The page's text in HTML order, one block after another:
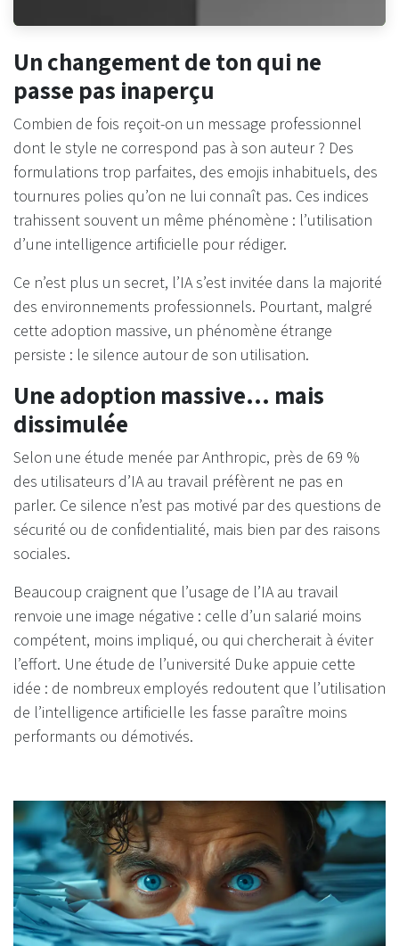
Un changement de ton qui ne
passe pas inaperçu
Combien de fois reçoit-on un message professionnel
dont le style ne correspond pas à son auteur ? Des
formulations trop parfaites, des emojis inhabituels, des
tournures polies qu’on ne lui connaît pas. Ces indices
trahissent souvent un même phénomène : l’utilisation
d’une intelligence artificielle pour rédiger.
Ce n’est plus un secret, l’IA s’est invitée dans la majorité
des environnements professionnels. Pourtant, malgré
cette adoption massive, un phénomène étrange
persiste : le silence autour de son utilisation.
Une adoption massive… mais
dissimulée
Selon une étude menée par Anthropic, près de 69 %
des utilisateurs d’IA au travail préfèrent ne pas en
parler. Ce silence n’est pas motivé par des questions de
sécurité ou de confidentialité, mais bien par des raisons
sociales.
Beaucoup craignent que l’usage de l’IA au travail
renvoie une image négative : celle d’un salarié moins
compétent, moins impliqué, ou qui chercherait à éviter
l’effort. Une étude de l’université Duke appuie cette
idée : de nombreux employés redoutent que l’utilisation
de l’intelligence artificielle les fasse paraître moins
performants ou démotivés.